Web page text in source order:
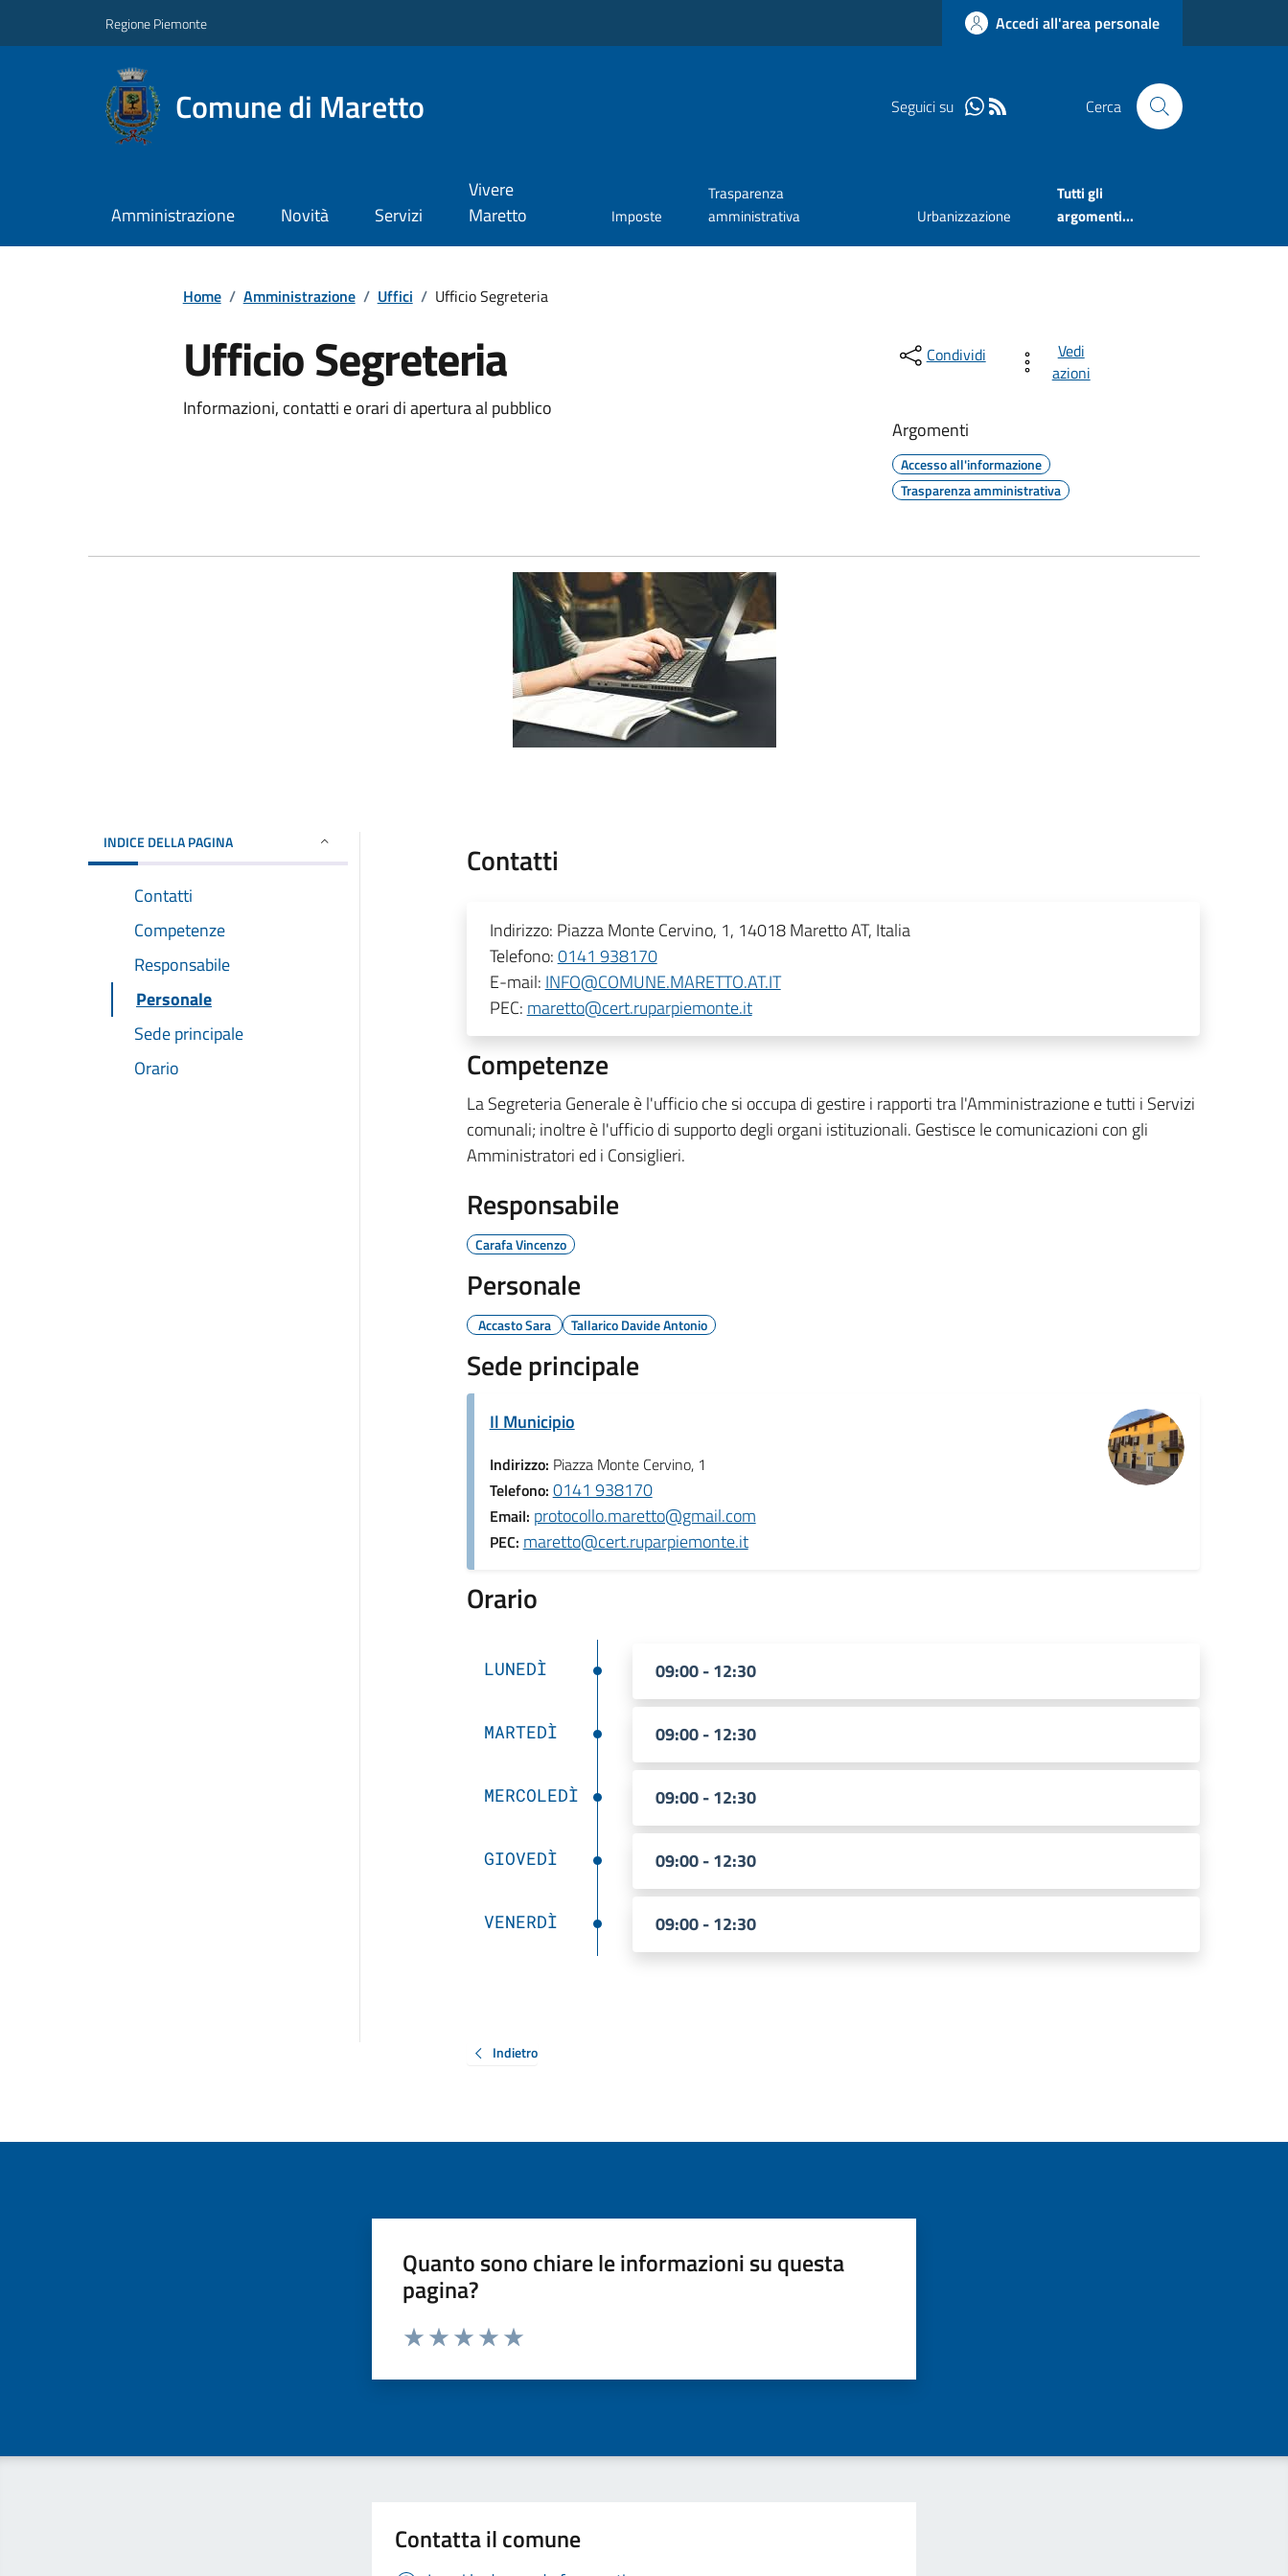
Regione Piemonte Accedi all'area personale
Comune di Maretto Seguici su Cerca
Amministrazione Novità Servizi
Vivere
Maretto
Imposte
Trasparenza
amministrativa
Urbanizzazione
Tutti gli
argomenti...
Home / Amministrazione / Uffici / Ufficio Segreteria
Ufficio Segreteria
Informazioni, contatti e orari di apertura al pubblico
Condividi
Vedi
azioni
Argomenti
Accesso all'informazione
Trasparenza amministrativa
INDICE DELLA PAGINA
Contatti
Competenze
Responsabile
Personale
Sede principale
Orario
Contatti
Indirizzo: Piazza Monte Cervino, 1, 14018 Maretto AT, Italia
Telefono:0141 938170
E-mail: INFO@COMUNE.MARETTO.AT.IT
PEC: maretto@cert.ruparpiemonte.it
Competenze
La Segreteria Generale è l'ufficio che si occupa di gestire i rapporti tra l'Amministrazione e tutti i Servizi
comunali; inoltre è l'ufficio di supporto degli organi istituzionali. Gestisce le comunicazioni con gli
Amministratori ed i Consiglieri.
Responsabile
Carafa Vincenzo
Personale
Accasto Sara Tallarico Davide Antonio
Sede principale
Il Municipio
Indirizzo: Piazza Monte Cervino, 1
Telefono: 0141 938170
Email: protocollo.maretto@gmail.com
PEC: maretto@cert.ruparpiemonte.it
Orario
LUNEDÌ 09:00 - 12:30
MARTEDÌ 09:00 - 12:30
MERCOLEDÌ 09:00 - 12:30
GIOVEDÌ 09:00 - 12:30
VENERDÌ 09:00 - 12:30
Indietro
Quanto sono chiare le informazioni su questa
pagina?
Valuta da 1 a 5 stelle la pagina
Contatta il comune